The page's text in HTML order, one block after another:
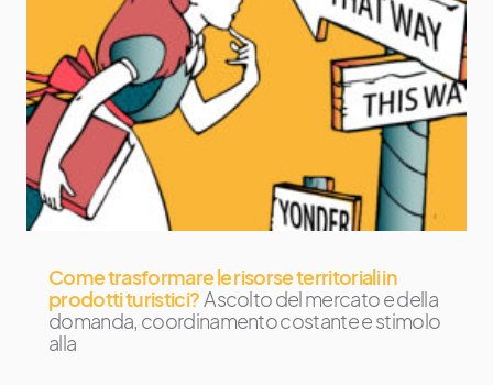
Come trasformare le risorse territoriali in
prodotti turistici? Ascolto del mercato e della
domanda, coordinamento costante e stimolo
alla